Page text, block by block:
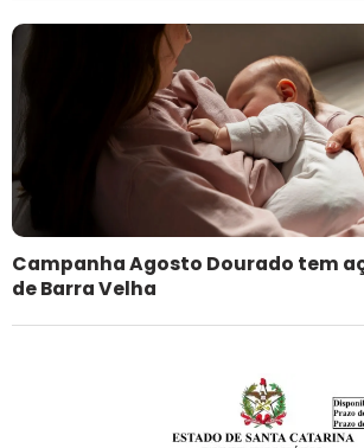
Campanha Agosto Dourado tem
de Barra Velha